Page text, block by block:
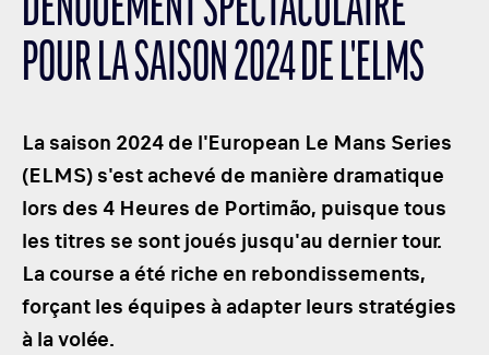
LES CATÉGORIES
PALMARÈS
DÉVELOPPEMENT DURABLE
SEA BY DHL
PARTENAIRES
NEWSLETTER
DÉNOUEMENT SPECTACULAIRE
POUR LA SAISON 2024 DE L'ELMS
La saison 2024 de l'European Le Mans Series
(ELMS) s'est achevé de manière dramatique
lors des 4 Heures de Portimão, puisque tous
les titres se sont joués jusqu'au dernier tour.
La course a été riche en rebondissements,
forçant les équipes à adapter leurs stratégies
à la volée.